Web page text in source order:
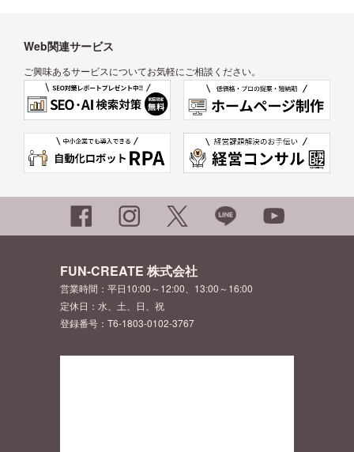
Web関連サービス
ご興味あるサービスについてお気軽にご相談ください。
FUN-CREATE 株式会社
営業時間：平日10:00～12:00、13:00～16:00
定休日：水、土、日、祝
登録番号：T6-1803-0102-3767